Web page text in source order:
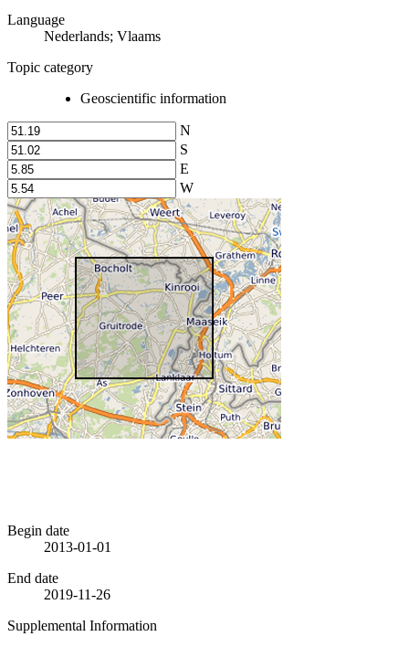
Language
Nederlands; Vlaams
Topic category
Geoscientific information
N
S
E
W
Begin date
2013-01-01
End date
2019-11-26
Supplemental Information